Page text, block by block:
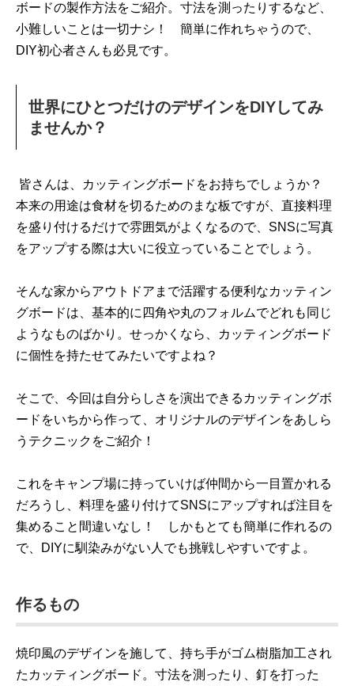
ボードの製作方法をご紹介。寸法を測ったりするなど、
小難しいことは一切ナシ！ 簡単に作れちゃうので、
DIY初心者さんも必見です。
世界にひとつだけのデザインをDIYしてみ
ませんか？
皆さんは、カッティングボードをお持ちでしょうか？
本来の用途は食材を切るためのまな板ですが、直接料理
を盛り付けるだけで雰囲気がよくなるので、SNSに写真
をアップする際は大いに役立っていることでしょう。
そんな家からアウトドアまで活躍する便利なカッティン
グボードは、基本的に四角や丸のフォルムでどれも同じ
ようなものばかり。せっかくなら、カッティングボード
に個性を持たせてみたいですよね？
そこで、今回は自分らしさを演出できるカッティングボ
ードをいちから作って、オリジナルのデザインをあしら
うテクニックをご紹介！
これをキャンプ場に持っていけば仲間から一目置かれる
だろうし、料理を盛り付けてSNSにアップすれば注目を
集めること間違いなし！ しかもとても簡単に作れるの
で、DIYに馴染みがない人でも挑戦しやすいですよ。
作るもの
焼印風のデザインを施して、持ち手がゴム樹脂加工され
たカッティングボード。寸法を測ったり、釘を打った